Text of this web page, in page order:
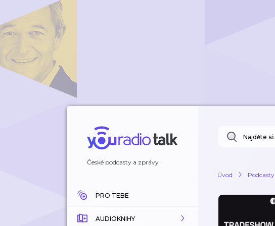
České podcasty a zprávy
PRO TEBE
AUDIOKNIHY
Najděte si:
Úvod Podcasty